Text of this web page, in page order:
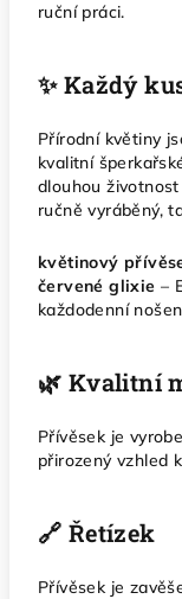
ruční práci.
✨ Každý
Přírodní květiny
kvalitní
dlouhou
ručně vyráběný,
květinový
červené glixie –
každodenní
🌿 Kvalitní
Přívěsek je
přirozený vzhled
🔗 Řetízek
Přívěsek je